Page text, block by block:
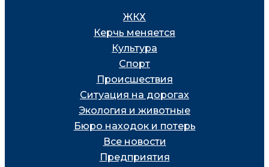
ЖКХ
Керчь меняется
Культура
Спорт
Проиcшествия
Ситуация на дорогах
Экология и животные
Бюро находок и потерь
Все новости
Предприятия